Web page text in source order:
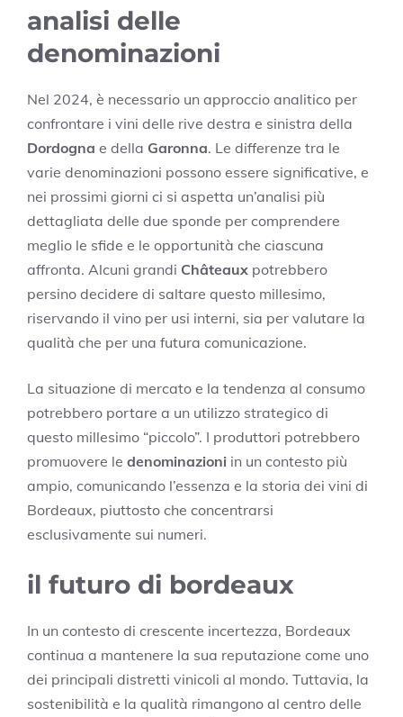
analisi delle
denominazioni
Nel 2024, è necessario un approccio analitico per
confrontare i vini delle rive destra e sinistra della
Dordogna e della Garonna. Le differenze tra le
varie denominazioni possono essere significative, e
nei prossimi giorni ci si aspetta un’analisi più
dettagliata delle due sponde per comprendere
meglio le sfide e le opportunità che ciascuna
affronta. Alcuni grandi Châteaux potrebbero
persino decidere di saltare questo millesimo,
riservando il vino per usi interni, sia per valutare la
qualità che per una futura comunicazione.
La situazione di mercato e la tendenza al consumo
potrebbero portare a un utilizzo strategico di
questo millesimo “piccolo”. I produttori potrebbero
promuovere le denominazioni in un contesto più
ampio, comunicando l’essenza e la storia dei vini di
Bordeaux, piuttosto che concentrarsi
esclusivamente sui numeri.
il futuro di bordeaux
In un contesto di crescente incertezza, Bordeaux
continua a mantenere la sua reputazione come uno
dei principali distretti vinicoli al mondo. Tuttavia, la
sostenibilità e la qualità rimangono al centro delle